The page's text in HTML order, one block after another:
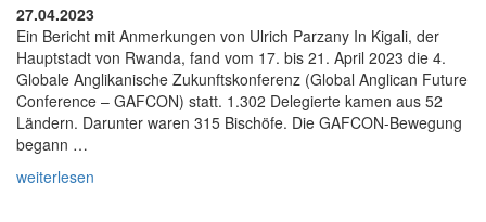
27.04.2023
Ein Bericht mit Anmerkungen von Ulrich Parzany In Kigali, der
Hauptstadt von Rwanda, fand vom 17. bis 21. April 2023 die 4.
Globale Anglikanische Zukunftskonferenz (Global Anglican Future
Conference – GAFCON) statt. 1.302 Delegierte kamen aus 52
Ländern. Darunter waren 315 Bischöfe. Die GAFCON-Bewegung
begann …
weiterlesen